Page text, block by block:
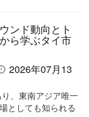
ンド動向とト
ら学ぶタイ市
2026年07月13
、東南アジア唯一
としても知られる